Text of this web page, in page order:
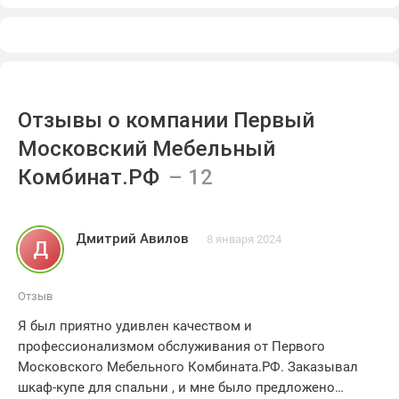
Отзывы о компании Первый
Московский Мебельный
Комбинат.РФ
Д Дмитрий Авилов 8 января 2024
Отзыв
Я был приятно удивлен качеством и
профессионализмом обслуживания от Первого
Московского Мебельного Комбината.РФ. Заказывал
шкаф-купе для спальни , и мне было предложено